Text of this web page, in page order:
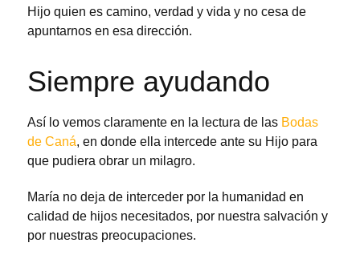
Hijo quien es camino, verdad y vida y no cesa de
apuntarnos en esa dirección.
Siempre ayudando
Así lo vemos claramente en la lectura de las Bodas
de Caná, en donde ella intercede ante su Hijo para
que pudiera obrar un milagro.
María no deja de interceder por la humanidad en
calidad de hijos necesitados, por nuestra salvación y
por nuestras preocupaciones.